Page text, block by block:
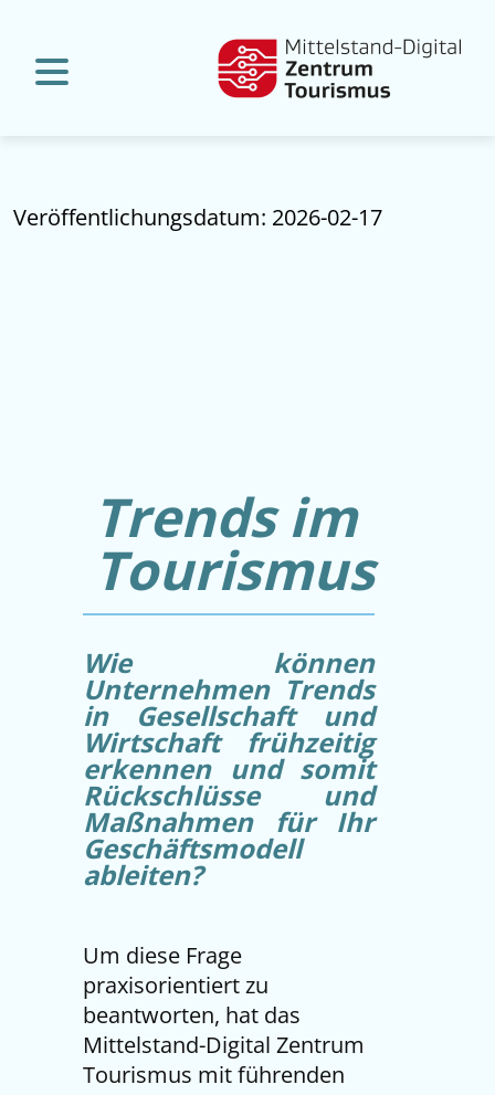
Veröffentlichungsdatum: 2026-02-17
Trends im
Tourismus
Wie können
Unternehmen Trends
in Gesellschaft und
Wirtschaft frühzeitig
erkennen und somit
Rückschlüsse und
Maßnahmen für Ihr
Geschäftsmodell
ableiten?
Um diese Frage
praxisorientiert zu
beantworten, hat das
Mittelstand-Digital Zentrum
Tourismus mit führenden